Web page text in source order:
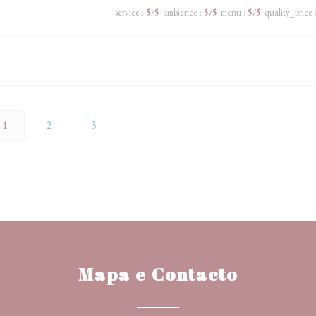
service : 5/5 ambience : 5/5 menu: 5/5 quality_price :
1 2 3
Mapa e Contacto